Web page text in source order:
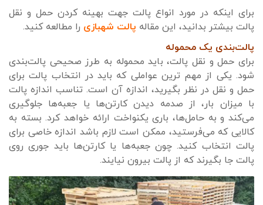
برای اینکه در مورد انواع پالت جهت بهینه کردن حمل و نقل
پالت بیشتر بدانید، این مقاله پالت شهبازی را مطالعه کنید.
پالت‌بندی یک محموله
برای حمل و نقل پالت، باید محموله به طرز صحیحی پالت‌بندی
شود. یکی از مهم ترین عواملی که باید در انتخاب پالت برای
حمل و نقل در نظر بگیرید، اندازه آن است. تناسب اندازه پالت
با میزان بار، از صدمه دیدن کارتن‌ها یا جعبه‌ها جلوگیری
می‌کند و به حامل‌ها، باری یکنواخت ارائه خواهد کرد. بسته به
کالایی که می‌فرستید، ممکن است لازم باشد اندازه خاصی برای
پالت انتخاب کنید. چون جعبه‌ها یا کارتن‌ها باید جوری روی
پالت جا بگیرند که از پالت بیرون نیایند.